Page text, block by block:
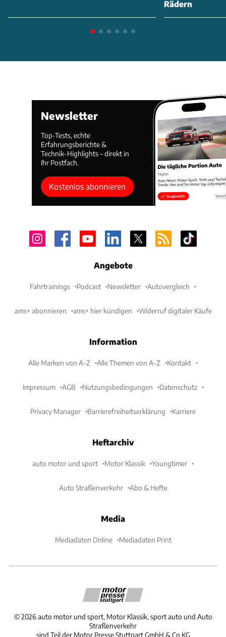
Rädern
Newsletter
Top-Tests, echte
Erfahrungsberichte &
Technik-Highlights – direkt in
Ihr Postfach.
Kostenlos abonnieren
Angebote
Fahrtrainings Podcast Newsletter Autovergleich
ams+ abonnieren ams+ hier kündigen Widerruf digitaler Käufe
Information
Alle Marken von A-Z Alle Themen von A-Z Kontakt
Impressum AGB Nutzungsbedingungen Datenschutz
Privacy Manager Barrierefreiheitserklärung Karriere
Heftarchiv
auto motor und sport Motor Klassik Youngtimer
Auto Straßenverkehr Abo & Hefte
Media
Mediadaten Online Mediadaten Print
©2026 auto motor und sport, Motor Klassik, sport auto und Auto
Straßenverkehr
sind Teil der Motor Presse Stuttgart GmbH & Co.KG